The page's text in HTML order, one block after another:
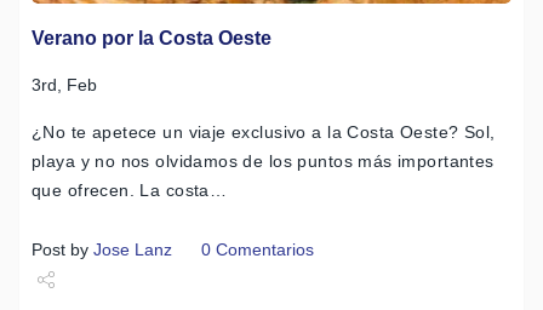
Verano por la Costa Oeste
3rd, Feb
¿No te apetece un viaje exclusivo a la Costa Oeste? Sol,
playa y no nos olvidamos de los puntos más importantes
que ofrecen. La costa…
Post by Jose Lanz 0 Comentarios